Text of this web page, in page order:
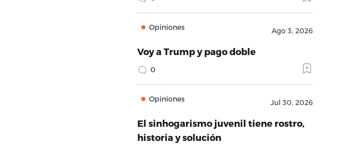
Opiniones Ago 3, 2026
Voy a Trump y pago doble
0
Opiniones Jul 30, 2026
El sinhogarismo juvenil tiene rostro,
historia y solución